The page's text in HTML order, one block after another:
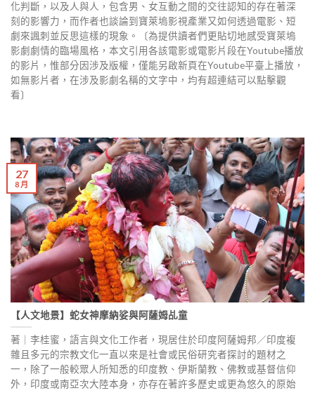
化判斷，以及人與人，包含男、女互動之間的交往認知的存在著深
刻的影響力，而作者也談論到寶萊塢影視產業又如何透過電影、短
劇來諷刺並反思這樣的現象。〔為提供讀者們更貼切地感受寶萊塢
影劇劇情的臨場風格，本文引用各該電影或電影片段在Youtube播放
的影片，惟部分因涉及版權，僅能另啟新頁在Youtube平臺上播放，
如無影片者，在涉及影劇名稱的文字中，均有超連結可以點擊觀
看〕
【人文地景】蛇女神摩納娑與阿薩姆乩童
著｜李桂蜜，語言與文化工作者，現居住於印度阿薩姆邦／印度複
雜且多元的宗教文化一直以來是社會或民俗研究者探討的題材之
一，除了一般較眾人所知悉的印度教、伊斯蘭教、佛教或基督信仰
外，印度或南亞次大陸本身，亦存在著許多歷史或更為悠久的原始
27
8 月